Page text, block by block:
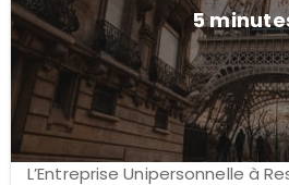
5
L’Entreprise Unipersonnelle à